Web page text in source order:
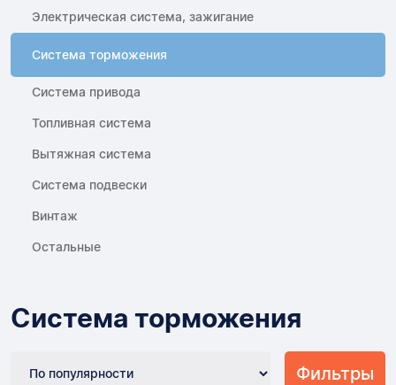
Электрическая система, зажигание
Система торможения
Система привода
Топливная система
Вытяжная система
Система подвески
Винтаж
Остальные
Система торможения
Фильтры